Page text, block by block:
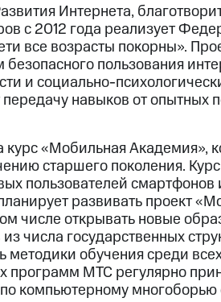
Интернета,
с 2012 года реализует
все возрасты покорны».
пользования
и социально-
навыков от опытных
курс «Мобильная Академия»,
старшего поколения.
пользователей
развивать проект
числе открывать новые
числа государственных
методики обучения среди
программ МТС регулярно
компьютерному